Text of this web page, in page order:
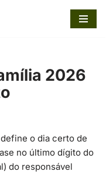
2026
o dia certo de
no último dígito do
do responsável